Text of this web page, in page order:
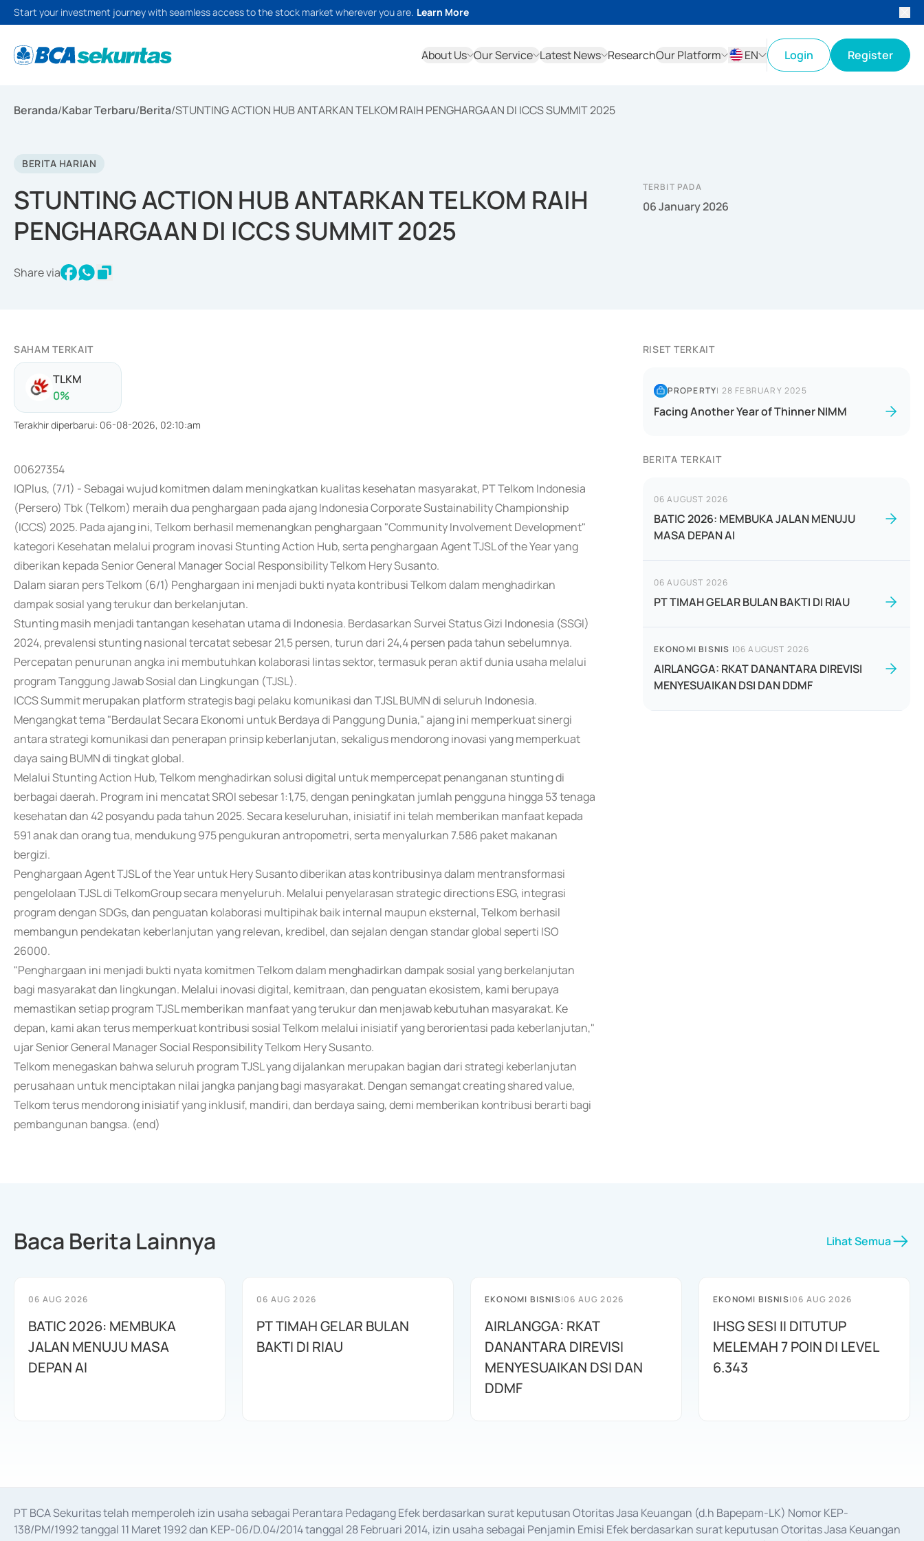
Start your investment journey with seamless access to the stock market wherever you are. Learn More
About Us Our Service Latest News ResearchOur Platform
EN
Login Register
Beranda/Kabar Terbaru/Berita/STUNTING ACTION HUB ANTARKAN TELKOM RAIH PENGHARGAAN DI ICCS SUMMIT 2025
BERITA HARIAN
STUNTING ACTION HUB ANTARKAN TELKOM RAIH
PENGHARGAAN DI ICCS SUMMIT 2025
Share via
TERBIT PADA
06 January 2026
SAHAM TERKAIT
TLKM
0%
Terakhir diperbarui: 06-08-2026, 02:10:am
00627354
IQPlus, (7/1) - Sebagai wujud komitmen dalam meningkatkan kualitas kesehatan masyarakat, PT Telkom Indonesia
(Persero) Tbk (Telkom) meraih dua penghargaan pada ajang Indonesia Corporate Sustainability Championship
(ICCS) 2025. Pada ajang ini, Telkom berhasil memenangkan penghargaan "Community Involvement Development"
kategori Kesehatan melalui program inovasi Stunting Action Hub, serta penghargaan Agent TJSL of the Year yang
diberikan kepada Senior General Manager Social Responsibility Telkom Hery Susanto.
Dalam siaran pers Telkom (6/1) Penghargaan ini menjadi bukti nyata kontribusi Telkom dalam menghadirkan
dampak sosial yang terukur dan berkelanjutan.
Stunting masih menjadi tantangan kesehatan utama di Indonesia. Berdasarkan Survei Status Gizi Indonesia (SSGI)
2024, prevalensi stunting nasional tercatat sebesar 21,5 persen, turun dari 24,4 persen pada tahun sebelumnya.
Percepatan penurunan angka ini membutuhkan kolaborasi lintas sektor, termasuk peran aktif dunia usaha melalui
program Tanggung Jawab Sosial dan Lingkungan (TJSL).
ICCS Summit merupakan platform strategis bagi pelaku komunikasi dan TJSL BUMN di seluruh Indonesia.
Mengangkat tema "Berdaulat Secara Ekonomi untuk Berdaya di Panggung Dunia," ajang ini memperkuat sinergi
antara strategi komunikasi dan penerapan prinsip keberlanjutan, sekaligus mendorong inovasi yang memperkuat
daya saing BUMN di tingkat global.
Melalui Stunting Action Hub, Telkom menghadirkan solusi digital untuk mempercepat penanganan stunting di
berbagai daerah. Program ini mencatat SROI sebesar 1:1,75, dengan peningkatan jumlah pengguna hingga 53 tenaga
kesehatan dan 42 posyandu pada tahun 2025. Secara keseluruhan, inisiatif ini telah memberikan manfaat kepada
591 anak dan orang tua, mendukung 975 pengukuran antropometri, serta menyalurkan 7.586 paket makanan
bergizi.
Penghargaan Agent TJSL of the Year untuk Hery Susanto diberikan atas kontribusinya dalam mentransformasi
pengelolaan TJSL di TelkomGroup secara menyeluruh. Melalui penyelarasan strategic directions ESG, integrasi
program dengan SDGs, dan penguatan kolaborasi multipihak baik internal maupun eksternal, Telkom berhasil
membangun pendekatan keberlanjutan yang relevan, kredibel, dan sejalan dengan standar global seperti ISO
26000.
"Penghargaan ini menjadi bukti nyata komitmen Telkom dalam menghadirkan dampak sosial yang berkelanjutan
bagi masyarakat dan lingkungan. Melalui inovasi digital, kemitraan, dan penguatan ekosistem, kami berupaya
memastikan setiap program TJSL memberikan manfaat yang terukur dan menjawab kebutuhan masyarakat. Ke
depan, kami akan terus memperkuat kontribusi sosial Telkom melalui inisiatif yang berorientasi pada keberlanjutan,"
ujar Senior General Manager Social Responsibility Telkom Hery Susanto.
Telkom menegaskan bahwa seluruh program TJSL yang dijalankan merupakan bagian dari strategi keberlanjutan
perusahaan untuk menciptakan nilai jangka panjang bagi masyarakat. Dengan semangat creating shared value,
Telkom terus mendorong inisiatif yang inklusif, mandiri, dan berdaya saing, demi memberikan kontribusi berarti bagi
pembangunan bangsa. (end)
RISET TERKAIT
PROPERTY| 28 FEBRUARY 2025
Facing Another Year of Thinner NIMM
BERITA TERKAIT
06 AUGUST 2026
BATIC 2026: MEMBUKA JALAN MENUJU
MASA DEPAN AI
06 AUGUST 2026
PT TIMAH GELAR BULAN BAKTI DI RIAU
EKONOMI BISNIS |06 AUGUST 2026
AIRLANGGA: RKAT DANANTARA DIREVISI
MENYESUAIKAN DSI DAN DDMF
Baca Berita Lainnya Lihat Semua
06 AUG 2026
BATIC 2026: MEMBUKA
JALAN MENUJU MASA
DEPAN AI
06 AUG 2026
PT TIMAH GELAR BULAN
BAKTI DI RIAU
EKONOMI BISNIS|06 AUG 2026
AIRLANGGA: RKAT
DANANTARA DIREVISI
MENYESUAIKAN DSI DAN
DDMF
EKONOMI BISNIS|06 AUG 2026
IHSG SESI II DITUTUP
MELEMAH 7 POIN DI LEVEL
6.343
PT BCA Sekuritas telah memperoleh izin usaha sebagai Perantara Pedagang Efek berdasarkan surat keputusan Otoritas Jasa Keuangan (d.h Bapepam-LK) Nomor KEP-
138/PM/1992 tanggal 11 Maret 1992 dan KEP-06/D.04/2014 tanggal 28 Februari 2014, izin usaha sebagai Penjamin Emisi Efek berdasarkan surat keputusan Otoritas Jasa Keuangan